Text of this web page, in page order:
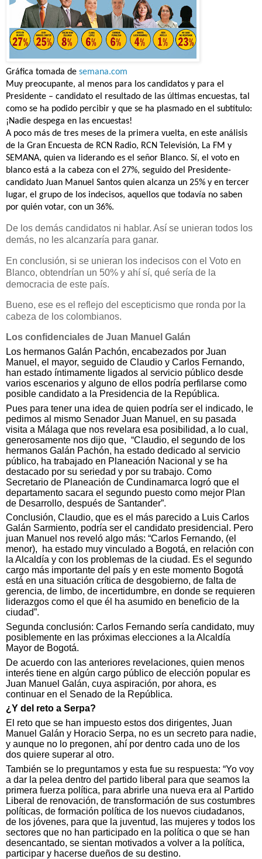
Gráfica tomada de semana.com
Muy preocupante, al menos para los candidatos y para el
Presidente – candidato el resultado de las últimas encuestas, tal
como se ha podido percibir y que se ha plasmado en el subtítulo:
¡Nadie despega en las encuestas!
A poco más de tres meses de la primera vuelta, en este análisis
de la Gran Encuesta de RCN Radio, RCN Televisión, La FM y
SEMANA, quien va liderando es el señor Blanco. Sí, el voto en
blanco está a la cabeza con el 27%, seguido del Presidente-
candidato Juan Manuel Santos quien alcanza un 25% y en tercer
lugar, el grupo de los indecisos, aquellos que todavía no saben
por quién votar, con un 36%.
De los demás candidatos ni hablar. Así se unieran todos los
demás, no les alcanzaría para ganar.
En conclusión, si se unieran los indecisos con el Voto en
Blanco, obtendrían un 50% y ahí sí, qué sería de la
democracia de este país.
Bueno, ese es el reflejo del escepticismo que ronda por la
cabeza de los colombianos.
Los confidenciales de Juan Manuel Galán
Los hermanos Galán Pachón, encabezados por Juan
Manuel, el mayor, seguido de Claudio y Carlos Fernando,
han estado íntimamente ligados al servicio público desde
varios escenarios y alguno de ellos podría perfilarse como
posible candidato a la Presidencia de la República.
Pues para tener una idea de quien podría ser el indicado, le
pedimos al mismo Senador Juan Manuel, en su pasada
visita a Málaga que nos revelara esa posibilidad, a lo cual,
generosamente nos dijo que, “Claudio, el segundo de los
hermanos Galán Pachón, ha estado dedicado al servicio
público, ha trabajado en Planeación Nacional y se ha
destacado por su seriedad y por su trabajo. Como
Secretario de Planeación de Cundinamarca logró que el
departamento sacara el segundo puesto como mejor Plan
de Desarrollo, después de Santander”.
Conclusión, Claudio, que es el más parecido a Luis Carlos
Galán Sarmiento, podría ser el candidato presidencial. Pero
juan Manuel nos reveló algo más: “Carlos Fernando, (el
menor),
ha estado muy vinculado a Bogotá, en relación con
la Alcaldía y con los problemas de la ciudad. Es el segundo
cargo más importante del país y en este momento Bogotá
está en una situación crítica de desgobierno, de falta de
gerencia, de limbo, de incertidumbre, en donde se requieren
liderazgos como el que él ha asumido en beneficio de la
ciudad”.
Segunda conclusión: Carlos Fernando sería candidato, muy
posiblemente en las próximas elecciones a la Alcaldía
Mayor de Bogotá.
De acuerdo con las anteriores revelaciones, quien menos
interés tiene en algún cargo público de elección popular es
Juan Manuel Galán, cuya aspiración, por ahora, es
continuar en el Senado de la República.
¿Y del reto a Serpa?
El reto que se han impuesto estos dos dirigentes, Juan
Manuel Galán y Horacio Serpa, no es un secreto para nadie,
y aunque no lo pregonen, ahí por dentro cada uno de los
dos quiere superar al otro.
También se lo preguntamos y esta fue su respuesta: “Yo voy
a dar la pelea dentro del partido liberal para que seamos la
primera fuerza política, para abrirle una nueva era al Partido
Liberal de renovación, de transformación de sus costumbres
políticas, de formación política de los nuevos ciudadanos,
de los jóvenes, para que la juventud, las mujeres y todos los
sectores que no han participado en la política o que se han
desencantado, se sientan motivados a volver a la política,
participar y hacerse dueños de su destino.